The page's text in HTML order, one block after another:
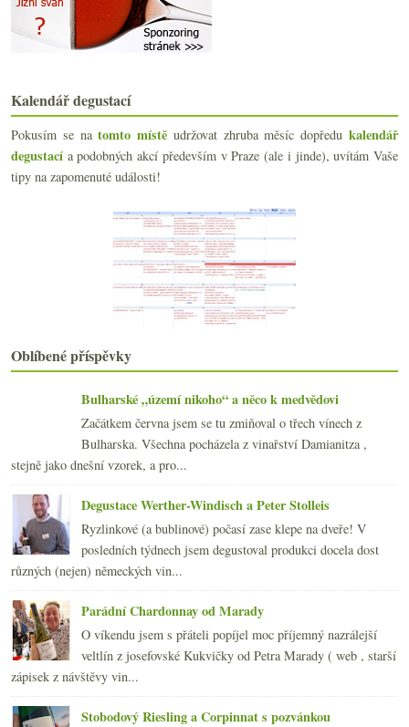
Pět domácích pinotů ročníku 2004
Výsledky ankety „Víno k obědu (v běžný pracovní de...
Jsem divný aneb přírodní selské víno z Mělníka
Zima a Mezinárodní den kuchařů
Stovky chutí SaSaZu
Dvakrát levné Španělsko
Jara Springer sedící, nefiltrující
Vulkanický mrtvý muž a ročníkové šampaňské
Několik vinně-internetových prodejních tipů
Napoleonská směska od Lahoferu
O Bordeaux nad sklenkou Château de Fonbel
Výsledky ankety „Z vinných filmů a seriálů mne nej...
Večer ve znamení rudé tekuté historie
Jak první výstava na Grébovce nepotěšila
Pálavská potulka v obrazech
srpna(21)
července(18)
června(22)
►května(20)
►dubna
►března (23)
►února(20)
ledna (20)
2008
►2007(108)
Kalendář degustací
Pokusím se natomto místě udržovat zhruba měsíc dopředukalendář
degustacía podobných akcí především v Praze (ale i jinde), uvítám Vaše
tipy na zapomenuté události!
Oblíbené příspěvky
Bulharské „území nikoho“ a něco k medvědovi
Začátkem června jsem se tu zmiňoval o třech vínech z
Bulharska. Všechna pocházela z vinařství Damianitza ,
stejně jako dnešní vzorek, a pro...
Degustace Werther-Windisch a Peter Stolleis
Ryzlinkové (a bublinové) počasí zase klepe na dveře! V
posledních týdnech jsem degustoval produkci docela dost
různých (nejen) německých vin...
Parádní Chardonnay od Marady
O víkendu jsem s přáteli popíjel moc příjemný nazrálejší
veltlín z josefovské Kukvičky od Petra Marady ( web , starší
zápisek z návštěvy vin...
Stobodový Riesling a Corpinnat s pozvánkou